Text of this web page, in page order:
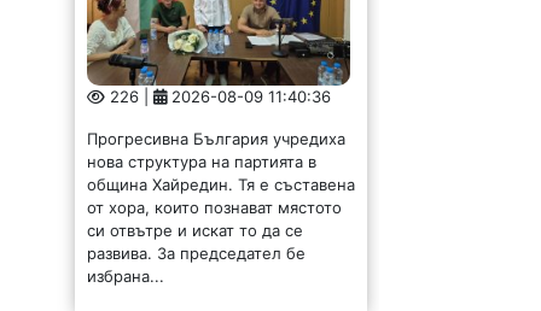
226 | 2026-08-09 11:40:36
Прогресивна България учредиха
нова структура на партията в
община Хайредин. Тя е съставена
от хора, които познават мястото
си отвътре и искат то да се
развива. За председател бе
избрана...